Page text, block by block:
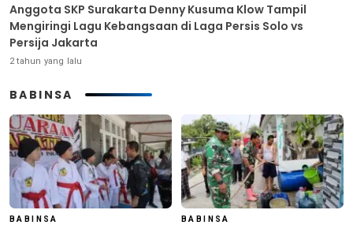
Anggota SKP Surakarta Denny Kusuma Klow Tampil
Mengiringi Lagu Kebangsaan di Laga Persis Solo vs
Persija Jakarta
2 tahun yang lalu
BABINSA
BABINSA BABINSA